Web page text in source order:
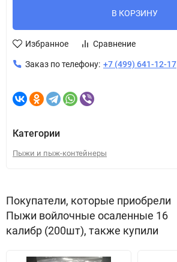
В КОРЗИНУ
Избранное Сравнение
Заказ по телефону: +7 (499) 641-12-17
Категории
Пыжи и пыж-контейнеры
Покупатели, которые приобрели
Пыжи войлочные осаленные 16
калибр (200шт), также купили